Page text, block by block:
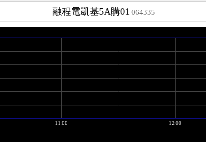
融程電凱基5A購01 064335